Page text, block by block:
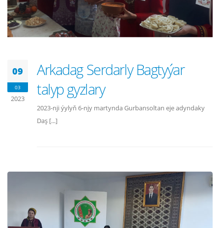
09
03
2023
Arkadag Serdarly Bagtyýar
talyp gyzlary
2023-nji ýylyň 6-njy martynda Gurbansoltan eje adyndaky
Daş [...]